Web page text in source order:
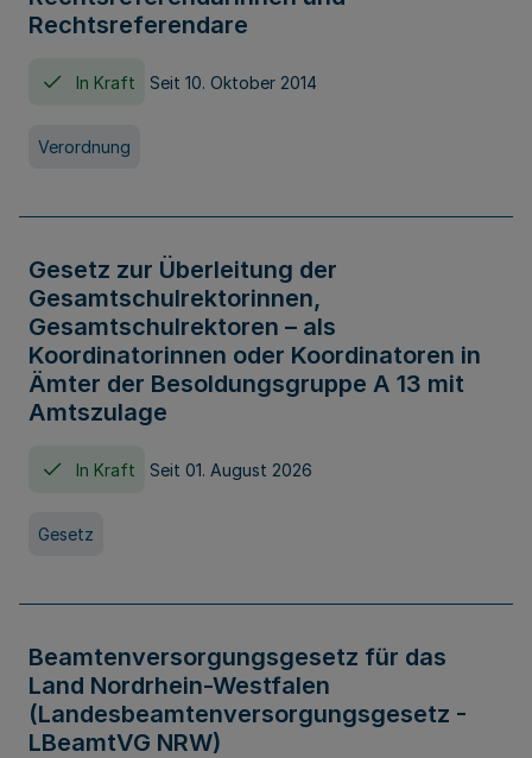
Rechtsreferendare
In Kraft Seit 10. Oktober 2014
Verordnung
Gesetz zur Überleitung der
Gesamtschulrektorinnen,
Gesamtschulrektoren – als
Koordinatorinnen oder Koordinatoren in
Ämter der Besoldungsgruppe A 13 mit
Amtszulage
In Kraft Seit 01. August 2026
Gesetz
Beamtenversorgungsgesetz für das
Land Nordrhein-Westfalen
(Landesbeamtenversorgungsgesetz -
LBeamtVG NRW)